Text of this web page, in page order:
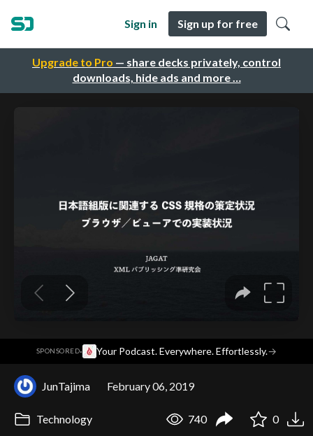
Upgrade to Pro — share decks privately, control
downloads, hide ads and more …
Sign in Sign up for free
SPONSORED· Your Podcast. Everywhere. Effortlessly.→
JunTajima February 06, 2019
Technology 740 0